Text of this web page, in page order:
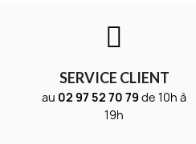
SERVICE CLIENT
au 02 97 52 70 79 de 10h à
19h